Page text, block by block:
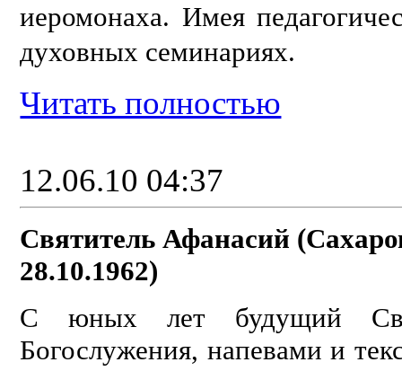
иеромонаха. Имея
духовных семинариях.
Читать полностью
12.06.10 04:37
Святитель Афанасий
28.10.1962)
С юных лет будущий
Богослужения, напевами и